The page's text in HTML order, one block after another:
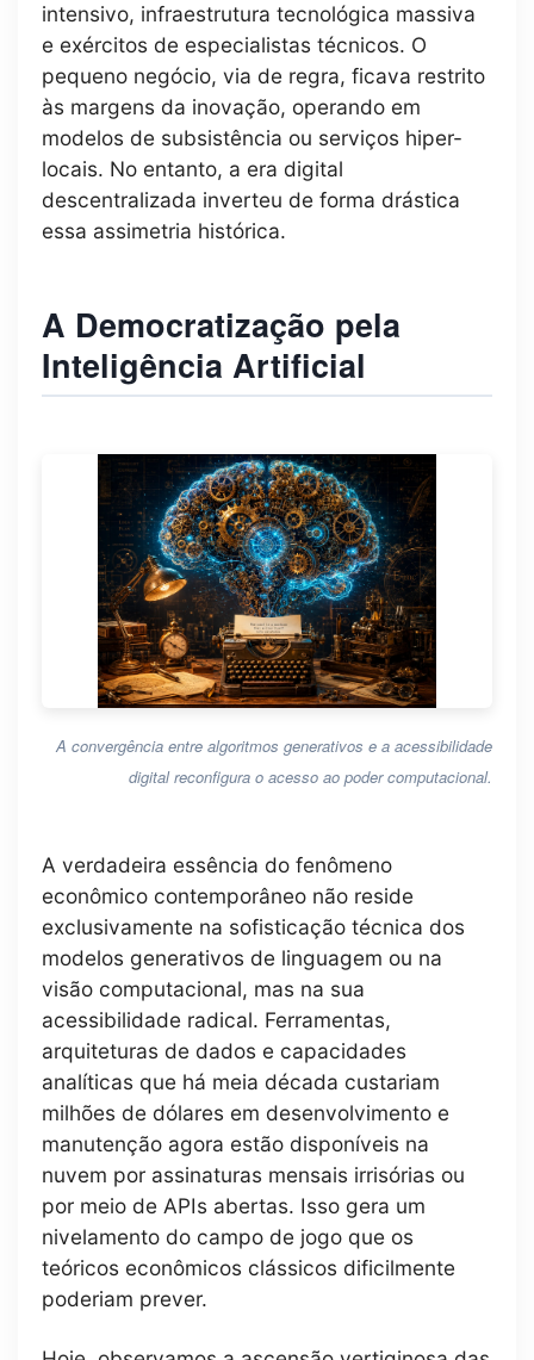
intensivo, infraestrutura tecnológica massiva
e exércitos de especialistas técnicos. O
pequeno negócio, via de regra, ficava restrito
às margens da inovação, operando em
modelos de subsistência ou serviços hiper-
locais. No entanto, a era digital
descentralizada inverteu de forma drástica
essa assimetria histórica.
A Democratização pela
Inteligência Artificial
A convergência entre algoritmos generativos e a acessibilidade
digital reconfigura o acesso ao poder computacional.
A verdadeira essência do fenômeno
econômico contemporâneo não reside
exclusivamente na sofisticação técnica dos
modelos generativos de linguagem ou na
visão computacional, mas na sua
acessibilidade radical. Ferramentas,
arquiteturas de dados e capacidades
analíticas que há meia década custariam
milhões de dólares em desenvolvimento e
manutenção agora estão disponíveis na
nuvem por assinaturas mensais irrisórias ou
por meio de APIs abertas. Isso gera um
nivelamento do campo de jogo que os
teóricos econômicos clássicos dificilmente
poderiam prever.